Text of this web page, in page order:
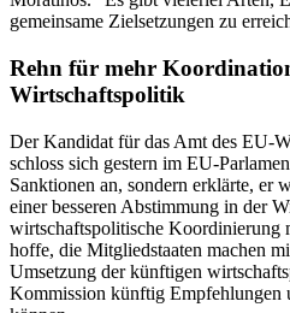
gemeinsame Zielsetzungen zu
Rehn für mehr
Wirtschaftspolitik
Der Kandidat für das Amt des EU-
schloss sich gestern im EU-
Sanktionen an, sondern erklärte, er
einer besseren Abstimmung in der
wirtschaftspolitische Koordinierung
hoffe, die Mitgliedstaaten machen
Umsetzung der künftigen
Kommission künftig Empfehlungen